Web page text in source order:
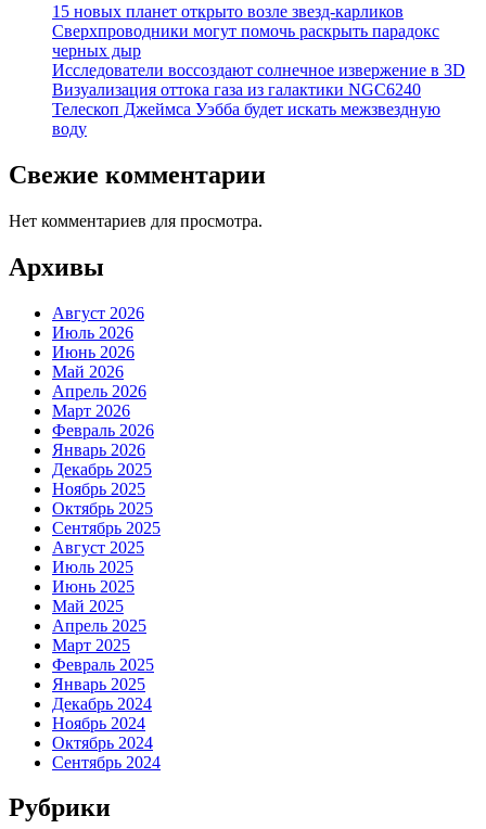
15 новых планет открыто возле звезд-карликов
Сверхпроводники могут помочь раскрыть парадокс
черных дыр
Исследователи воссоздают солнечное извержение в 3D
Визуализация оттока газа из галактики NGC6240
Телескоп Джеймса Уэбба будет искать межзвездную
воду
Свежие комментарии
Нет комментариев для просмотра.
Архивы
Август 2026
Июль 2026
Июнь 2026
Май 2026
Апрель 2026
Март 2026
Февраль 2026
Январь 2026
Декабрь 2025
Ноябрь 2025
Октябрь 2025
Сентябрь 2025
Август 2025
Июль 2025
Июнь 2025
Май 2025
Апрель 2025
Март 2025
Февраль 2025
Январь 2025
Декабрь 2024
Ноябрь 2024
Октябрь 2024
Сентябрь 2024
Рубрики